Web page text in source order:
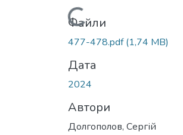
Вантажиться...
Файли
477-478.pdf(1,74 MB)
Дата
2024
Автори
Долгополов, Сергій